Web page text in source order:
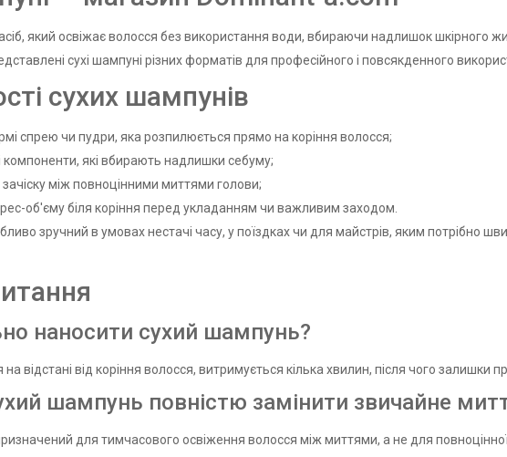
який освіжає волосся без використання води, вбираючи надлишок шкірного
сухі шампуні різних форматів для професійного і повсякденного
сухих шампунів
спрею чи пудри, яка розпилюється прямо на коріння волосся;
компоненти, які вбирають надлишки себуму;
між повноцінними миттями голови;
об'єму біля коріння перед укладанням чи важливим заходом.
зручний в умовах нестачі часу, у поїздках чи для майстрів, яким потрібно
наносити сухий шампунь?
відстані від коріння волосся, витримується кілька хвилин, після чого залишки
шампунь повністю замінити звичайне
для тимчасового освіження волосся між миттями, а не для